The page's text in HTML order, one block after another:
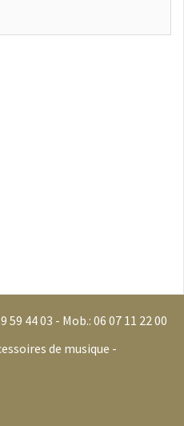
59 44 03 - Mob.: 06 07 11 22 00
de musique -